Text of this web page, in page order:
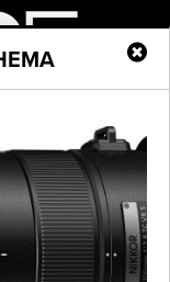
GmbH
rights